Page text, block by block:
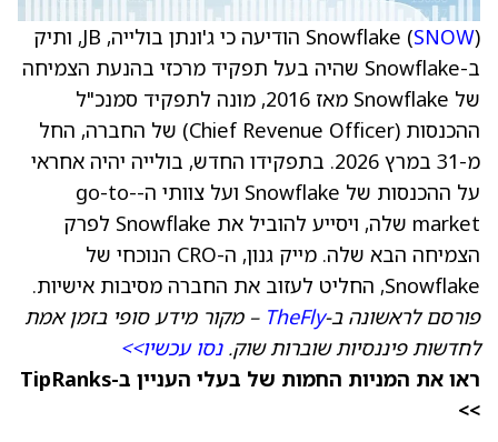
Snowflake (SNOW
) הודיעה כי ג'ונתן בולייה, JB, ותיק
ב-Snowflake שהיה בעל תפקיד מרכזי בהנעת הצמיחה
של Snowflake מאז 2016, מונה לתפקיד סמנכ"ל
ההכנסות (Chief Revenue Officer) של החברה, החל
מ-31 במרץ 2026. בתפקידו החדש, בולייה יהיה אחראי
על ההכנסות של Snowflake ועל צוותי ה-go-to-
market שלה, ויסייע להוביל את Snowflake לפרק
הצמיחה הבא שלה. מייק גנון, ה-CRO הנוכחי של
Snowflake, החליט לעזוב את החברה מסיבות אישיות.
פורסם לראשונה ב-TheFly – מקור מידע סופי בזמן אמת
לחדשות פיננסיות שוברות שוק.נסו עכשיו>>
ראו את המניות החמות של בעלי העניין ב-TipRanks
>>